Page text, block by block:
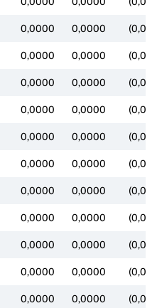
0,0000 0,0000
0,0000 0,0000
0,0000 0,0000
0,0000 0,0000
0,0000 0,0000
0,0000 0,0000
0,0000 0,0000
0,0000 0,0000
0,0000 0,0000
0,0000 0,0000
0,0000 0,0000